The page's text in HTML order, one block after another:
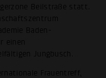
Beilstraße statt.
Baden-
einen
Jungbusch.
Frauentreff,